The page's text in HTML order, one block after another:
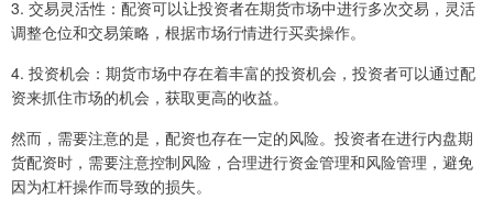
3. 交易灵活性：配资可以让投资者在期货市场中进行多次交易，灵活
调整仓位和交易策略，根据市场行情进行买卖操作。
4. 投资机会：期货市场中存在着丰富的投资机会，投资者可以通过配
资来抓住市场的机会，获取更高的收益。
然而，需要注意的是，配资也存在一定的风险。投资者在进行内盘期
货配资时，需要注意控制风险，合理进行资金管理和风险管理，避免
因为杠杆操作而导致的损失。